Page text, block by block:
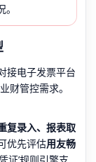
接电子发票平台
财管控需求。
复录入、报表取
优先评估用友畅